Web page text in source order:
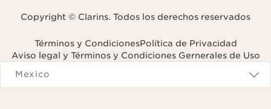
Copyright © Clarins. Todos los derechos reservados
Términos y CondicionesPolítica de Privacidad
Aviso legal y Términos y Condiciones Gernerales de Uso
Navigates to
Mexico